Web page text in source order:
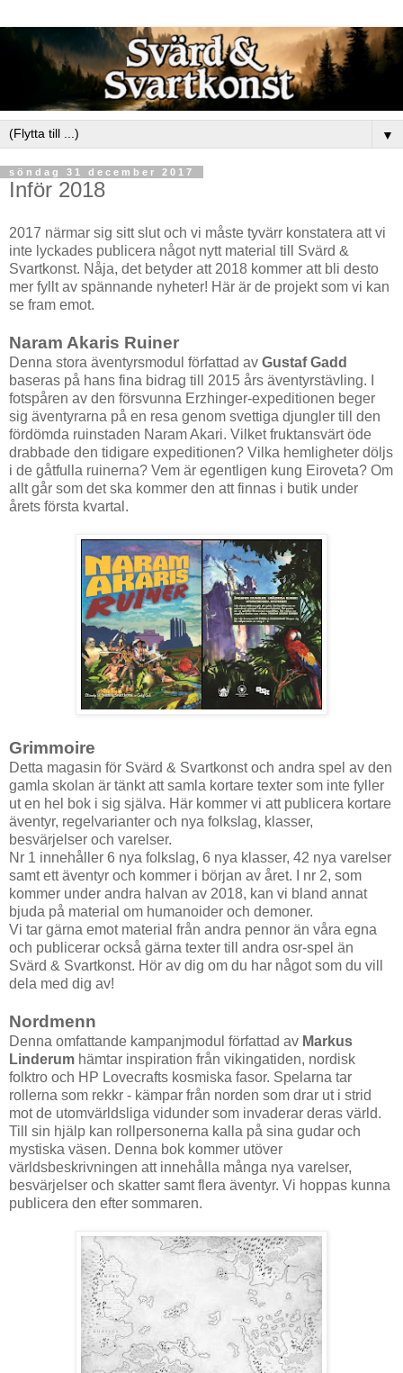
▼
söndag 31 december 2017
Inför 2018
2017 närmar sig sitt slut och vi måste tyvärr konstatera att vi
inte lyckades publicera något nytt material till Svärd &
Svartkonst. Nåja, det betyder att 2018 kommer att bli desto
mer fyllt av spännande nyheter! Här är de projekt som vi kan
se fram emot.
Naram Akaris Ruiner
Denna stora äventyrsmodul författad av Gustaf Gadd
baseras på hans fina bidrag till 2015 års äventyrstävling. I
fotspåren av den försvunna Erzhinger-expeditionen beger
sig äventyrarna på en resa genom svettiga djungler till den
fördömda ruinstaden Naram Akari. Vilket fruktansvärt öde
drabbade den tidigare expeditionen? Vilka hemligheter döljs
i de gåtfulla ruinerna? Vem är egentligen kung Eiroveta? Om
allt går som det ska kommer den att finnas i butik under
årets första kvartal.
Grimmoire
Detta magasin för Svärd & Svartkonst och andra spel av den
gamla skolan är tänkt att samla kortare texter som inte fyller
ut en hel bok i sig själva. Här kommer vi att publicera kortare
äventyr, regelvarianter och nya folkslag, klasser,
besvärjelser och varelser.
Nr 1 innehåller 6 nya folkslag, 6 nya klasser, 42 nya varelser
samt ett äventyr och kommer i början av året. I nr 2, som
kommer under andra halvan av 2018, kan vi bland annat
bjuda på material om humanoider och demoner.
Vi tar gärna emot material från andra pennor än våra egna
och publicerar också gärna texter till andra osr-spel än
Svärd & Svartkonst. Hör av dig om du har något som du vill
dela med dig av!
Nordmenn
Denna omfattande kampanjmodul författad av Markus
Linderum hämtar inspiration från vikingatiden, nordisk
folktro och HP Lovecrafts kosmiska fasor. Spelarna tar
rollerna som rekkr - kämpar från norden som drar ut i strid
mot de utomvärldsliga vidunder som invaderar deras värld.
Till sin hjälp kan rollpersonerna kalla på sina gudar och
mystiska väsen. Denna bok kommer utöver
världsbeskrivningen att innehålla många nya varelser,
besvärjelser och skatter samt flera äventyr. Vi hoppas kunna
publicera den efter sommaren.